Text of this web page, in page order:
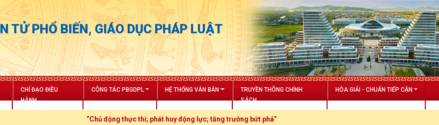
TỬ PHỔ BIẾN, GIÁO DỤC PHÁP LUẬT
CHỈ ĐẠO ĐIỀU
HÀNH
CÔNG TÁC PBGDPL HỆ THỐNG VĂN BẢN
TRUYỀN THÔNG CHÍNH
SÁCH
HÒA GIẢI - CHUẨN TIẾP CẬN
“Chủ động thực thi; phát huy động lực; tăng trưởng bứt phá”